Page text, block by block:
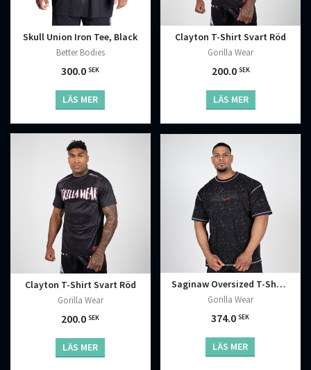
Skull Union Iron Tee, Black
Better Bodies
300.0SEK
LÄS MER
Clayton T-Shirt Svart Röd
Gorilla Wear
200.0 SEK
LÄS MER
Clayton T-Shirt Svart Röd
Gorilla Wear
200.0SEK
LÄS MER
Saginaw Oversized T-Shirt, Washed Black
Gorilla Wear
374.0SEK
LÄS MER